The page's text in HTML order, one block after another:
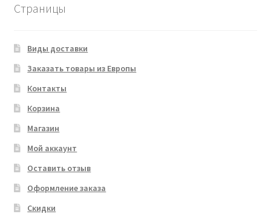
Страницы
Виды доставки
Заказать товары из Европы
Контакты
Корзина
Магазин
Мой аккаунт
Оставить отзыв
Оформление заказа
Скидки